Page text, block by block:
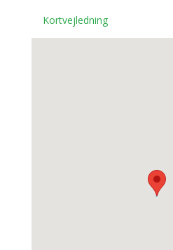
Kortvejledning